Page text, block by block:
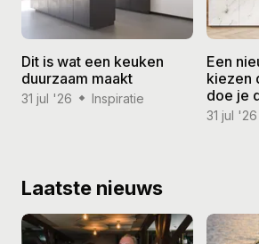
Dit is wat een keuken
duurzaam maakt
31 jul '26 Inspiratie
Een
kiezen
doe je
31 jul '26
Laatste nieuws